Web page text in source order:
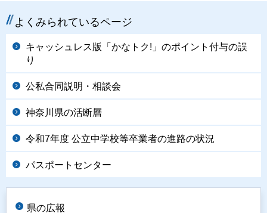
よくみられているページ
キャッシュレス版「かなトク!」のポイント付与の誤
り
公私合同説明・相談会
神奈川県の活断層
令和7年度 公立中学校等卒業者の進路の状況
パスポートセンター
県の広報